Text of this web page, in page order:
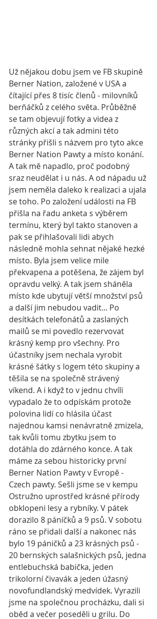
Už nějakou dobu jsem ve FB skupině
Berner Nation, založené v USA a
čítající přes 8 tisíc členů - milovníků
berňáčků z celého světa. Průběžně
se tam objevují fotky a videa z
různých akcí a tak admini této
stránky přišli s názvem pro tyto akce
Berner Nation Pawty a místo konání.
A tak mě napadlo, proč podobný
sraz neudělat i u nás. A od nápadu už
jsem neměla daleko k realizaci a ujala
se toho. Po založení události na FB
přišla na řadu anketa s výběrem
termínu, který byl takto stanoven a
pak se přihlašovali lidi abych
následně mohla sehnat nějaké hezké
místo. Byla jsem velice mile
překvapena a potěšena, že zájem byl
opravdu velký. A tak jsem sháněla
místo kde ubytují větší množství psů
a další jim nebudou vadit... Po
desítkách telefonátů a zaslaných
mailů se mi povedlo rezervovat
krásný kemp pro všechny. Pro
účastníky jsem nechala vyrobit
krásné šátky s logem této skupiny a
těšila se na společně strávený
víkend. A i když to v jednu chvíli
vypadalo že to odpískám protože
polovina lidí co hlásila účast
najednou kamsi nenávratně zmizela,
tak kvůli tomu zbytku jsem to
dotáhla do zdárného konce. A tak
máme za sebou historicky první
Berner Nation Pawty v Evropě -
Czech pawty. Sešli jsme se v kempu
Ostružno uprostřed krásné přírody
obklopeni lesy a rybníky. V pátek
dorazilo 8 páníčků a 9 psů. V sobotu
ráno se přidali další a nakonec nás
bylo 19 páničků a 23 krásných psů -
20 bernských salašnických psů, jedna
entlebuchská babička, jeden
trikolorní čivavák a jeden úžasný
novofundlandský medvídek. Vyrazili
jsme na společnou procházku, dali si
oběd a večer poseděli u grilu. Do